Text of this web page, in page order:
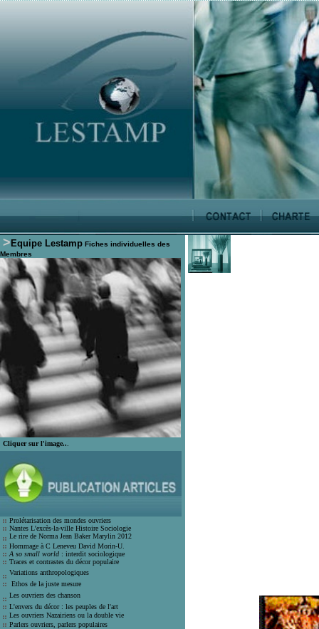
> Equipe Lestamp Fiches individuelles des
Membres
Cliquer sur l'image..
Prolétarisation des mondes ouvriers
Nantes L'excès-la-ville Histoire Sociologie
Le rire de Norma Jean Baker Marylin 2012
Hommage à C Leneveu David Morin-U.
A so small world : interdit sociologique
Traces et contrastes du décor populaire
Variations anthropologiques
Ethos de la juste mesure
Les ouvriers des chanson
L'envers du décor : les peuples de l'art
Les ouvriers Nazairiens ou la double vie
Parlers ouvriers, parlers populaires